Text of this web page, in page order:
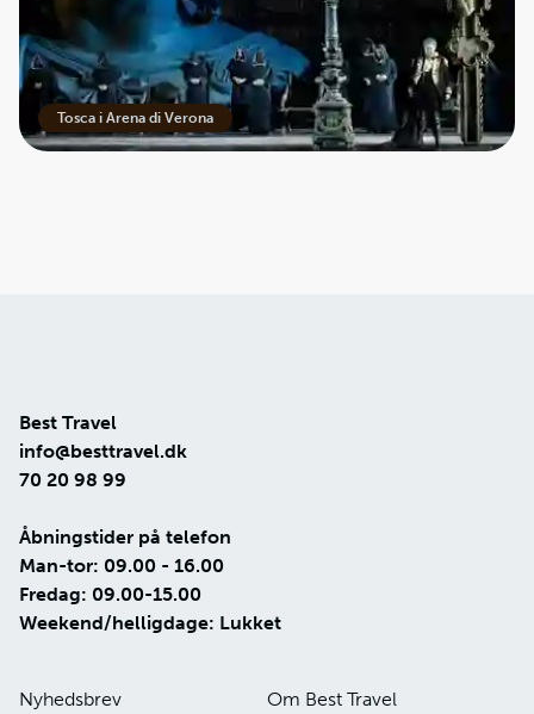
Tosca i Arena di Verona
Best Travel
info@besttravel.dk
70 20 98 99
Åbningstider på telefon
Man-tor: 09.00 - 16.00
Fredag: 09.00-15.00
Weekend/helligdage: Lukket
Nyhedsbrev
Om Best Travel